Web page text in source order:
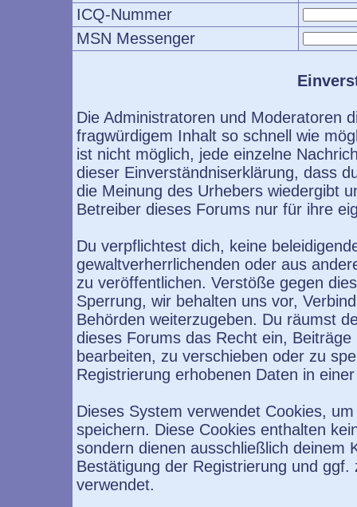
ICQ-Nummer
MSN Messenger
Die Administratoren und Moderatoren
fragwürdigem Inhalt so schnell wie
ist nicht möglich, jede einzelne
dieser Einverständniserklärung, dass
die Meinung des Urhebers wiedergibt
Betreiber dieses Forums nur für ihre
Du verpflichtest dich, keine
gewaltverherrlichenden oder aus
zu veröffentlichen. Verstöße gegen
Sperrung, wir behalten uns vor,
Behörden weiterzugeben. Du räumst
dieses Forums das Recht ein,
bearbeiten, zu verschieben oder zu
Registrierung erhobenen Daten in
Dieses System verwendet Cookies,
speichern. Diese Cookies enthalten
sondern dienen ausschließlich deinem
Bestätigung der Registrierung und
verwendet.